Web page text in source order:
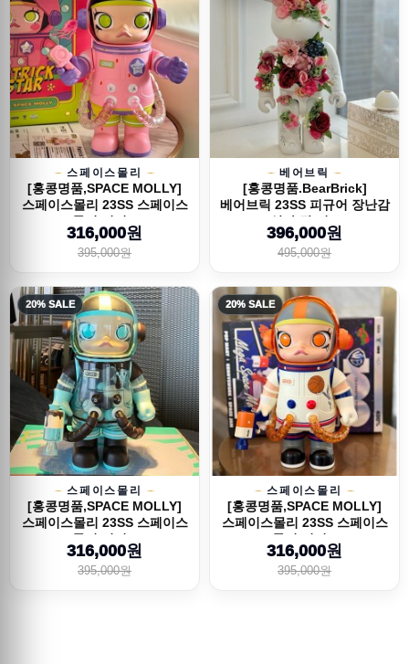
스페이스몰리
[홍콩명품,SPACE MOLLY]
스페이스몰리 23SS 스페이스
몰리 시리...
316,000원
395,000원
베어브릭
[홍콩명품.BearBrick]
베어브릭 23SS 피규어 장난감
상자 장 미...
396,000원
495,000원
20% SALE
스페이스몰리
[홍콩명품,SPACE MOLLY]
스페이스몰리 23SS 스페이스
몰리 시리...
316,000원
395,000원
20% SALE
스페이스몰리
[홍콩명품,SPACE MOLLY]
스페이스몰리 23SS 스페이스
몰리 시리...
316,000원
395,000원